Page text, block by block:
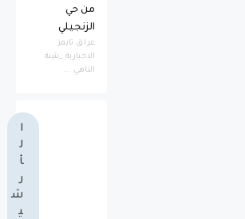
من حي
الزنجيلي
عراق تايمز
الاخبارية _بثينة
الناهي ...
ا
ل
أ
ر
ش
ي